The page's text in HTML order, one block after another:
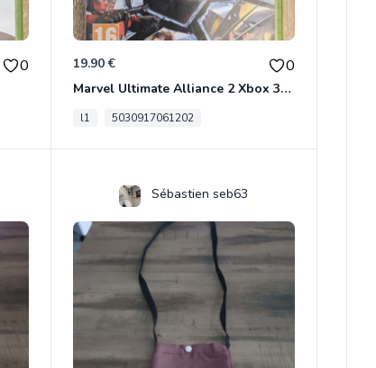
0 19.90 € 0
Marvel Ultimate Alliance 2 Xbox 360
l1 5030917061202
Sébastien seb63